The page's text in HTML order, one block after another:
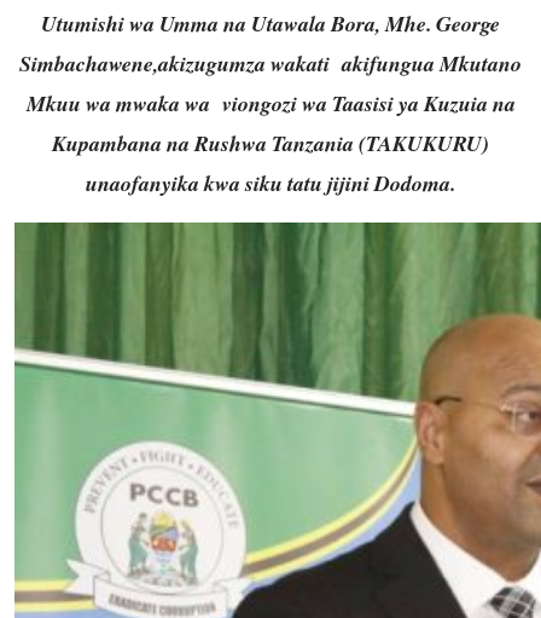
Utumishi wa Umma na Utawala Bora, Mhe. George
Simbachawene,akizugumza wakati akifungua Mkutano
Mkuu wa mwaka wa viongozi wa Taasisi ya Kuzuia na
Kupambana na Rushwa Tanzania (TAKUKURU)
unaofanyika kwa siku tatu jijini Dodoma.